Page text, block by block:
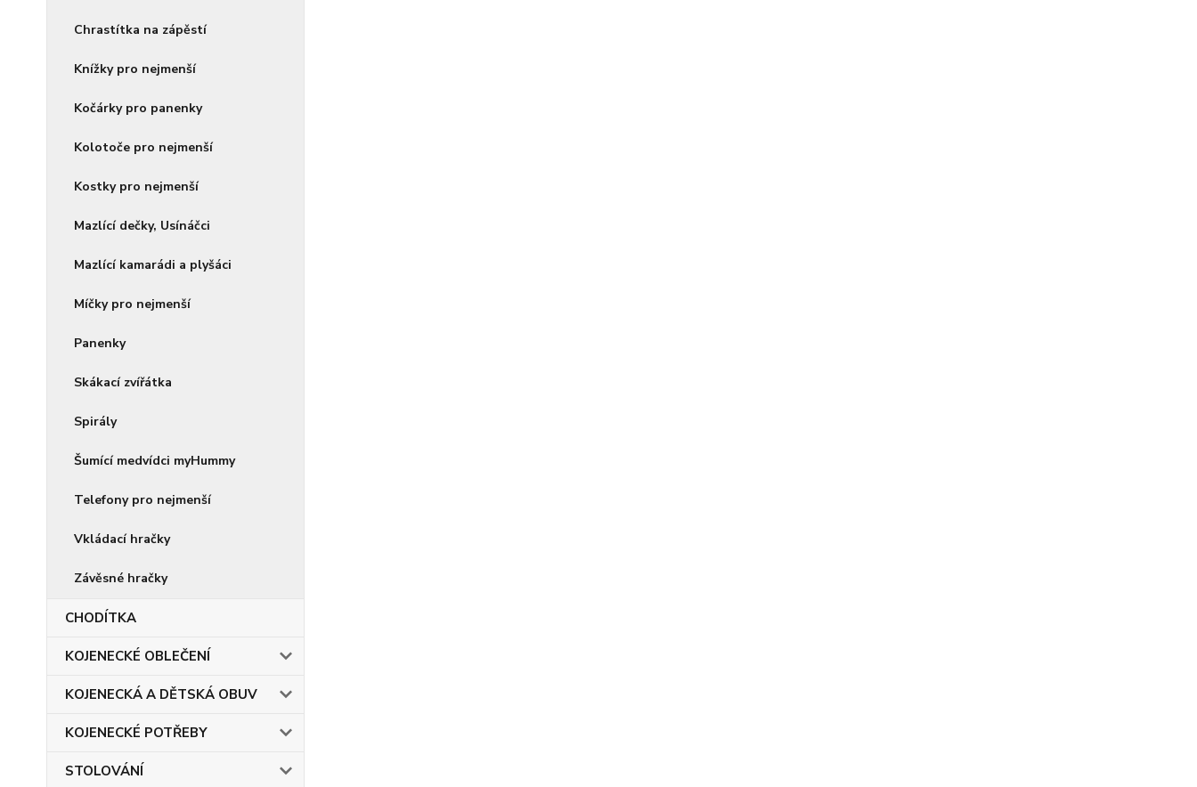
Chrastítka na zápěstí
Knížky pro nejmenší
Kočárky pro panenky
Kolotoče pro nejmenší
Kostky pro nejmenší
Mazlící dečky, Usínáčci
Mazlící kamarádi a plyšáci
Míčky pro nejmenší
Panenky
Skákací zvířátka
Spirály
Šumící medvídci myHummy
Telefony pro nejmenší
Vkládací hračky
Závěsné hračky
CHODÍTKA
KOJENECKÉ OBLEČENÍ
KOJENECKÁ A DĚTSKÁ OBUV
KOJENECKÉ POTŘEBY
STOLOVÁNÍ